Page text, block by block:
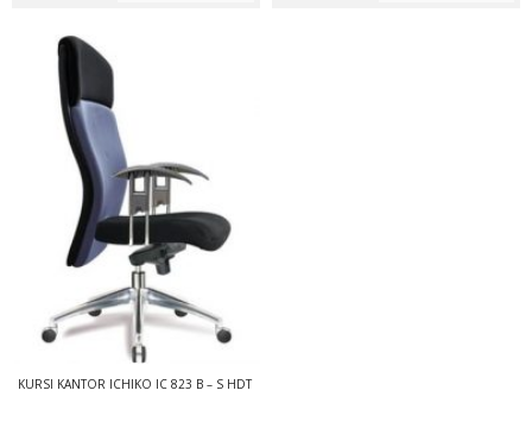
KURSI KANTOR ICHIKO IC 823 B – S HDT